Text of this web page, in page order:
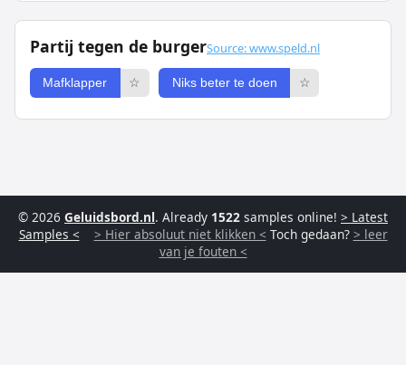
Partij tegen de burgerSource: www.speld.nl
Mafklapper ☆ Niks beter te doen ☆
© 2026 Geluidsbord.nl. Already 1522 samples online! > Latest
Samples <
> Hier absoluut niet klikken < Toch gedaan? > leer
van je fouten <